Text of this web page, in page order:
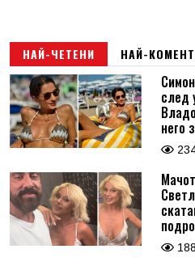
НАЙ-ЧЕТЕНИ НАЙ-
след
него